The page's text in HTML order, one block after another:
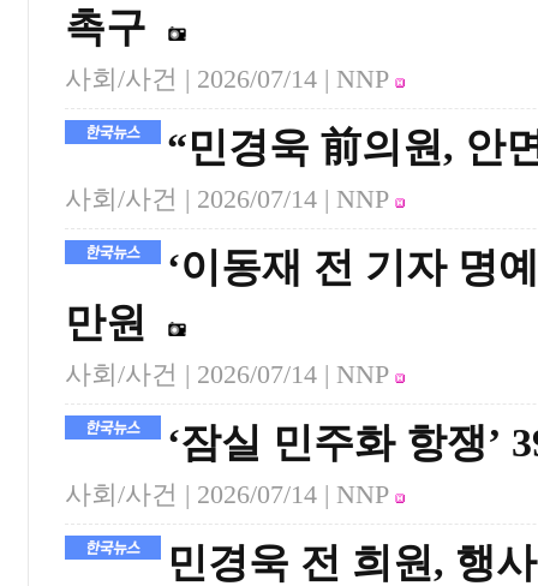
촉구
사회/사건 | 2026/07/14 | NNP
“민경욱 前의원, 안
사회/사건 | 2026/07/14 | NNP
‘이동재 전 기자 명
만원
사회/사건 | 2026/07/14 | NNP
‘잠실 민주화 항쟁’
사회/사건 | 2026/07/14 | NNP
민경욱 전 희원, 행